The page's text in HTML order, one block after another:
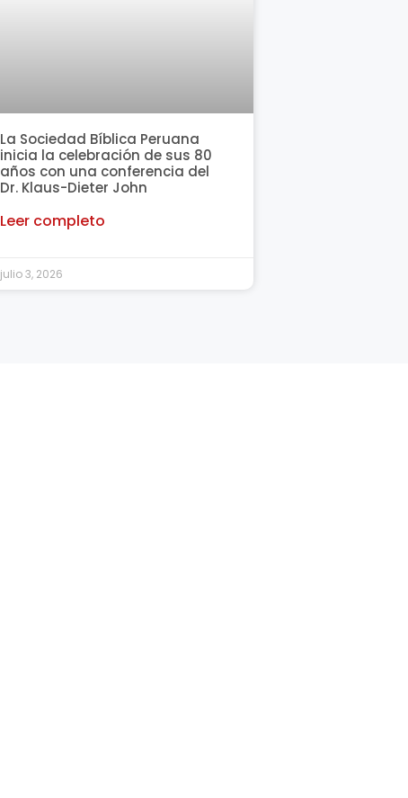
La Sociedad Bíblica Peruana
inicia la celebración de sus 80
años con una conferencia del
Dr. Klaus-Dieter John
Leer completo
julio 3, 2026